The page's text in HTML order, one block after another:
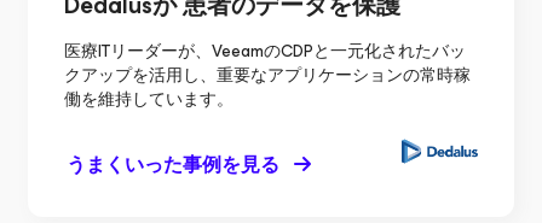
医療ITリーダーが、VeeamのCDPと一元化されたバッ
クアップを活用し、重要なアプリケーションの常時稼
働を維持しています。
うまくいった事例を見る